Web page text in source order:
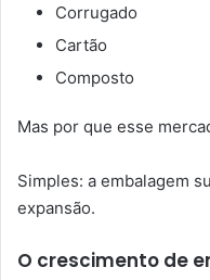
Corrugado
Cartão
Composto
Mas por que esse
Simples: a embalagem
expansão.
O crescimento de